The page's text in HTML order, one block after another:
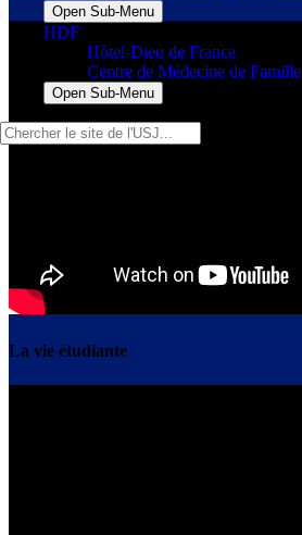
Open Sub-Menu
HDF
Hôtel-Dieu de France
Centre de Médecine de Famille
Open Sub-Menu
La vie étudiante